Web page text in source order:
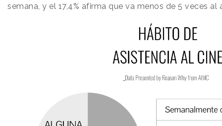
semana, y el 17,4% afirma que va menos de 5 veces al